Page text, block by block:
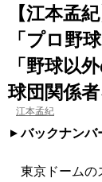
【江本孟
「プロ野
「野球以
球団関係
江本孟紀
バックナンバ
東京ドームの